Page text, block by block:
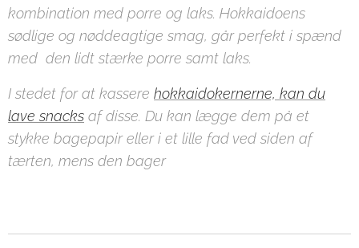
kombination med porre og laks. Hokkaidoens
sødlige og nøddeagtige smag, går perfekt i spænd
med den lidt stærke porre samt laks.
I stedet for at kassere hokkaidokernerne, kan du
lave snacks af disse. Du kan lægge dem på et
stykke bagepapir eller i et lille fad ved siden af
tærten, mens den bager